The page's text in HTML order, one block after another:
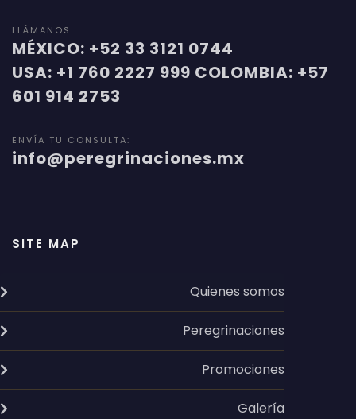
LLÁMANOS:
MÉXICO: +52 33 3121 0744
USA: +1 760 2227 999 COLOMBIA: +57
601 914 2753
ENVÍA TU CONSULTA:
info@peregrinaciones.mx
SITE MAP
Quienes somos
Peregrinaciones
Promociones
Galería